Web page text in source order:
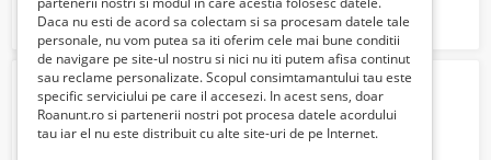
Ofer servicii de Tractări Auto Non-Stop!
Verifica cu vanzatorul
Daca nu esti de acord sa colectam si sa procesam datele tale
personale, nu vom putea sa iti oferim cele mai bune conditii
de navigare pe site-ul nostru si nici nu iti putem afisa continut
sau reclame personalizate. Scopul consimtamantului tau este
specific serviciului pe care il accesezi. In acest sens, doar
Roanunt.ro si partenerii nostri pot procesa datele acordului
tau iar el nu este distribuit cu alte site-uri de pe Internet.